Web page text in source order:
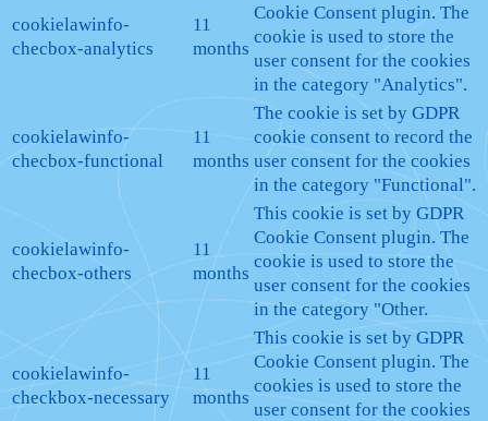
cookielawinfo-
checbox-analytics
11
months
Cookie Consent plugin. The
cookie is used to store the
user consent for the cookies
in the category "Analytics".
cookielawinfo-
checbox-functional
11
months
The cookie is set by GDPR
cookie consent to record the
user consent for the cookies
in the category "Functional".
cookielawinfo-
checbox-others
11
months
This cookie is set by GDPR
Cookie Consent plugin. The
cookie is used to store the
user consent for the cookies
in the category "Other.
cookielawinfo-
checkbox-necessary
11
months
This cookie is set by GDPR
Cookie Consent plugin. The
cookies is used to store the
user consent for the cookies